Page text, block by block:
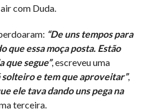
com Duda.
“De uns tempos para
que essa moça posta. Estão
que segue”, escreveu uma
e tem que aproveitar”,
ele tava dando uns pega na
terceira.